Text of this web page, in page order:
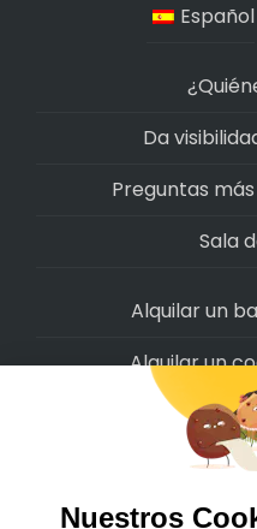
Español
Da
Preguntas
Sala
Alquilar un
Alquilar un
Alquilar una
Alquilar una
Alquilar una